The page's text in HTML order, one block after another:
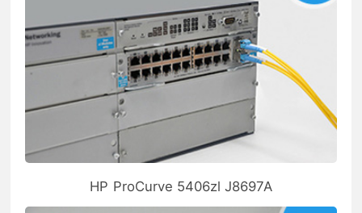
HP ProCurve 5406zl J8697A